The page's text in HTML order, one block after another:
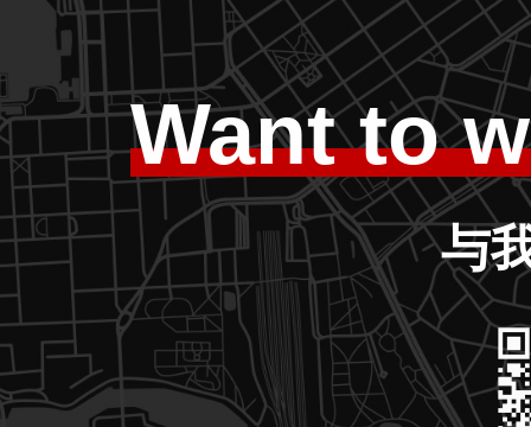
Want to
与